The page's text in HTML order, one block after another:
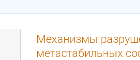
Механизмы
метастабильных